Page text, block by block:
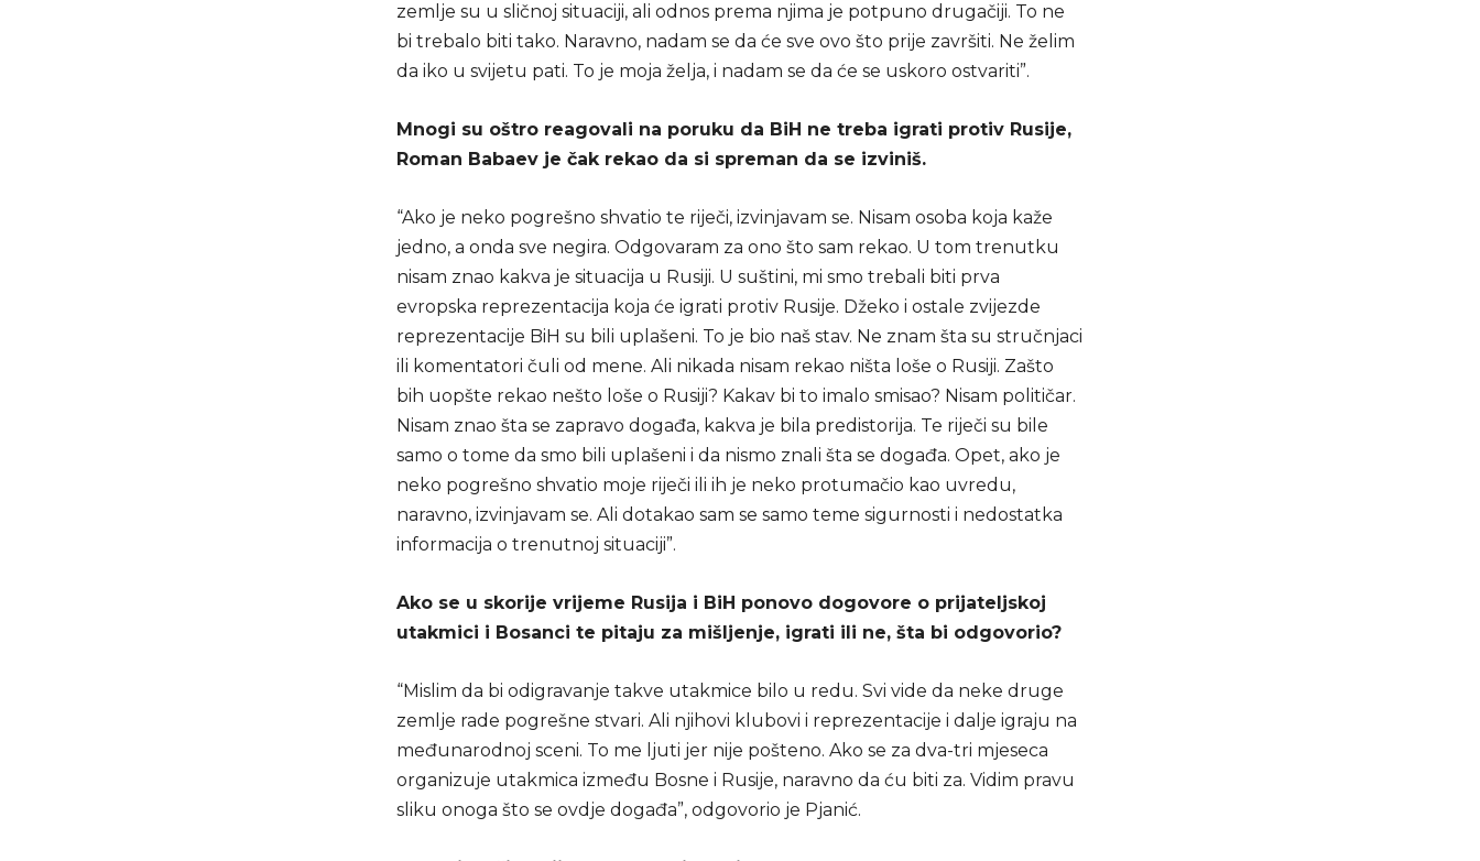
zemlje su u sličnoj situaciji, ali odnos prema njima je potpuno drugačiji. To ne
bi trebalo biti tako. Naravno, nadam se da će sve ovo što prije završiti. Ne želim
da iko u svijetu pati. To je moja želja, i nadam se da će se uskoro ostvariti”.
Mnogi su oštro reagovali na poruku da BiH ne treba igrati protiv Rusije,
Roman Babaev je čak rekao da si spreman da se izviniš.
“Ako je neko pogrešno shvatio te riječi, izvinjavam se. Nisam osoba koja kaže
jedno, a onda sve negira. Odgovaram za ono što sam rekao. U tom trenutku
nisam znao kakva je situacija u Rusiji. U suštini, mi smo trebali biti prva
evropska reprezentacija koja će igrati protiv Rusije. Džeko i ostale zvijezde
reprezentacije BiH su bili uplašeni. To je bio naš stav. Ne znam šta su stručnjaci
ili komentatori čuli od mene. Ali nikada nisam rekao ništa loše o Rusiji. Zašto
bih uopšte rekao nešto loše o Rusiji? Kakav bi to imalo smisao? Nisam političar.
Nisam znao šta se zapravo događa, kakva je bila predistorija. Te riječi su bile
samo o tome da smo bili uplašeni i da nismo znali šta se događa. Opet, ako je
neko pogrešno shvatio moje riječi ili ih je neko protumačio kao uvredu,
naravno, izvinjavam se. Ali dotakao sam se samo teme sigurnosti i nedostatka
informacija o trenutnoj situaciji”.
Ako se u skorije vrijeme Rusija i BiH ponovo dogovore o prijateljskoj
utakmici i Bosanci te pitaju za mišljenje, igrati ili ne, šta bi odgovorio?
“Mislim da bi odigravanje takve utakmice bilo u redu. Svi vide da neke druge
zemlje rade pogrešne stvari. Ali njihovi klubovi i reprezentacije i dalje igraju na
međunarodnoj sceni. To me ljuti jer nije pošteno. Ako se za dva-tri mjeseca
organizuje utakmica između Bosne i Rusije, naravno da ću biti za. Vidim pravu
sliku onoga što se ovdje događa”, odgovorio je Pjanić.